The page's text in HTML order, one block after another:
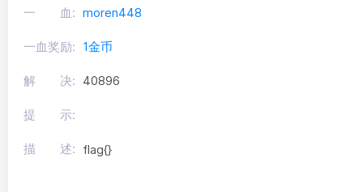
一 血: moren448
一血奖励: 1金币
解 决: 40896
提 示:
描 述: flag{}